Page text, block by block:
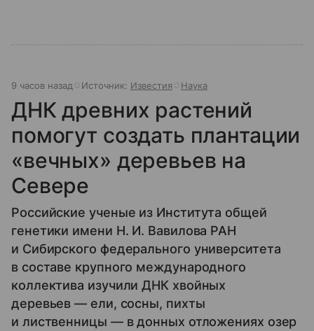
9 часов назад Источник: Известия Наука
ДНК древних растений
помогут создать плантации
«вечных» деревьев на
Севере
Российские ученые из Института общей
генетики имени Н. И. Вавилова РАН
и Сибирского федерального университета
в составе крупного международного
коллектива изучили ДНК хвойных
деревьев — ели, сосны, пихты
и лиственницы — в донных отложениях озер